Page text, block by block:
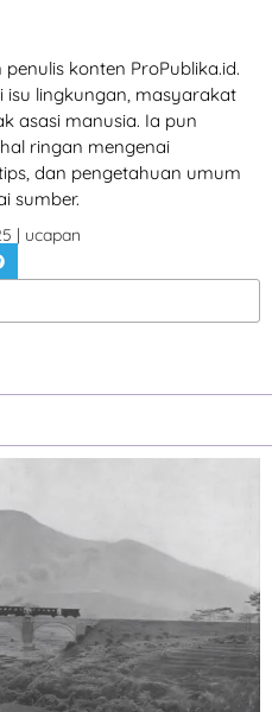
konten ProPublika.id.
isu lingkungan, masyarakat
asasi manusia. Ia pun
ringan mengenai
dan pengetahuan umum
sumber.
ucapan